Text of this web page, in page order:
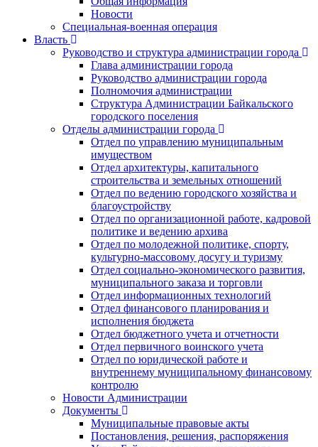
Новости
Специальная-военная операция
Власть
Руководство и структура администрации города
Глава администрации города
Руководство администрации города
Полномочия администрации
Структура Администрации Байкальского
городского поселения
Отделы администрации города
Отдел по управлению муниципальным
имуществом
Отдел архитектуры, капитального
строительства и земельных отношений
Отдел по ведению городского хозяйства и
благоустройству
Отдел по организационной работе, кадровой
политике и ведению архива
Отдел по молодежной политике, спорту,
культурно-массовому досугу и туризму
Отдел социально-экономического развития,
муниципального заказа и торговли
Отдел информационных технологий
Отдел финансового планирования и
исполнения бюджета
Отдел бюджетного учета и отчетности
Отдел первичного воинского учета
Отдел по юридической работе и
внутреннему муниципальному финансовому
контролю
Новости Администрации
Документы
Муниципальные правовые акты
Постановления, решения, распоряжения